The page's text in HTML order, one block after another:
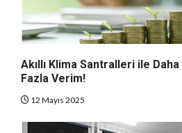
Akıllı Klima Santralleri ile
Fazla Verim!
12 Mayıs 2025